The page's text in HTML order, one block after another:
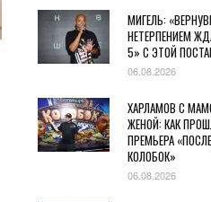
МИГЕЛЬ:
НЕТЕРПЕНИЕМ
5» С ЭТОЙ
06.08.2026
ХАРЛАМОВ С
ЖЕНОЙ: КАК
ПРЕМЬЕРА
КОЛОБОК»
06.08.2026